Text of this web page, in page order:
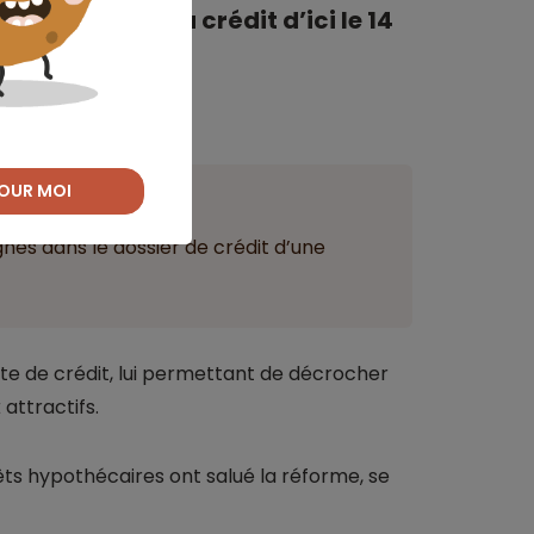
non liées au crédit d’ici le 14
dans le dossier de crédit d’une
de crédit, lui permettant de décrocher
attractifs.
hypothécaires ont salué la réforme, se
MOI